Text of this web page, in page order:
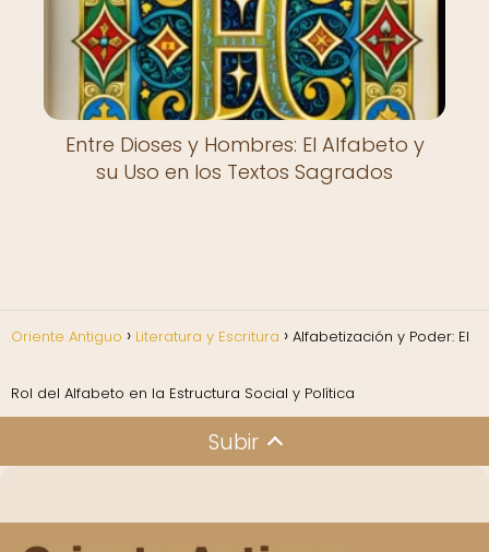
Entre Dioses y Hombres: El Alfabeto y
su Uso en los Textos Sagrados
Oriente Antiguo Literatura y Escritura Alfabetización y Poder: El
Rol del Alfabeto en la Estructura Social y Política
Subir